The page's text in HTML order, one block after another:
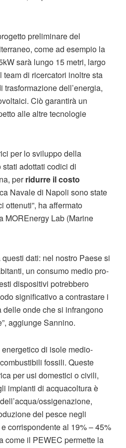
preliminare del
come ad esempio la
sarà lungo 15 metri, largo
di ricercatori inoltre sta
dell’energia,
Ciò garantirà un
alle altre tecnologie
per lo sviluppo della
adottati codici di
perridurre il costo
Navale di Napoli sono state
ottenuti”, ha affermato
MOREnergy Lab (Marine
dati: nel nostro Paese si
un consumo medio pro-
dispositivi potrebbero
significativo a contrastare i
delle onde che si infrangono
aggiunge Sannino.
di isole medio-
fossili. Queste
per usi domestici o civili,
impianti di acquacoltura è
ossigenazione,
del pesce negli
corrispondente al 19% – 45%
come il PEWEC permette la